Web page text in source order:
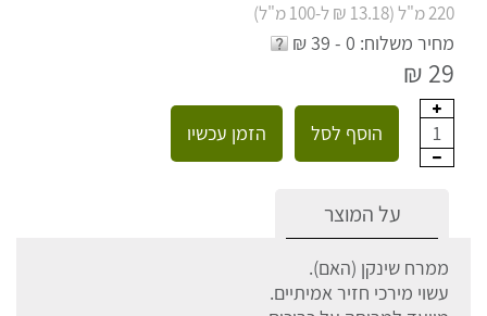
220 מ"ל (13.18 ₪ ל-100 מ"ל)
מחיר משלוח: 0 - 39 ₪
29 ₪
1 הוסף לסל הזמן עכשיו
על המוצר
ממרח שינקן (האם).
עשוי מירכי חזיר אמיתיים.